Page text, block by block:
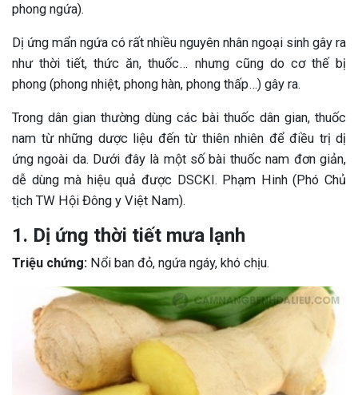
phong ngứa).
Dị ứng mẩn ngứa có rất nhiều nguyên nhân ngoại sinh gây ra
như thời tiết, thức ăn, thuốc… nhưng cũng do cơ thế bị
phong (phong nhiệt, phong hàn, phong thấp…) gây ra.
Trong dân gian thường dùng các bài thuốc dân gian, thuốc
nam từ những dược liệu đến từ thiên nhiên để điều trị dị
ứng ngoài da. Dưới đây là một số bài thuốc nam đơn giản,
dễ dùng mà hiệu quả được DSCKI. Phạm Hinh (Phó Chủ
tịch TW Hội Đông y Việt Nam).
1. Dị ứng thời tiết mưa lạnh
Triệu chứng: Nổi ban đỏ, ngứa ngáy, khó chịu.